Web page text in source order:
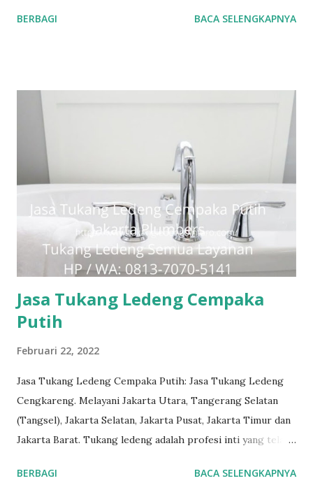
kualitas yang terjamin. #tukangledengjakartapusat
#tukangledengKemayoran #tukangledengMenteng
#tukangledengjakartaselatan Untuk order jasa kami silakan
sentuh teks nomor disamping: 0813-7070-5141 Layanan dan
kepuasan pelanggan adalah komitmen kami. Layanan
profesional, tim tukang ledeng yang berpengalaman, kami
dapat memberi Anda solusi untuk masalah apa pun, mulai
dari masalah kecil sampai besar. Keunggulan kami. Respon
Cepat, masalah diselesaikan dengan cepat dan efisien.
Teknisi Profesional dan berpengalaman sehingga pekerjaan
dilakukan dengan benar. L...
BERBAGI BACA SELENGKAPNYA
Jasa Tukang Ledeng Cempaka
Putih
Februari 22, 2022
Jasa Tukang Ledeng Cempaka Putih: Jasa Tukang Ledeng
Cengkareng. Melayani Jakarta Utara, Tangerang Selatan
(Tangsel), Jakarta Selatan, Jakarta Pusat, Jakarta Timur dan
Jakarta Barat. Tukang ledeng adalah profesi inti yang telah
kualitas yang terjamin. #tukangledengjakartapusat
BERBAGI BACA SELENGKAPNYA